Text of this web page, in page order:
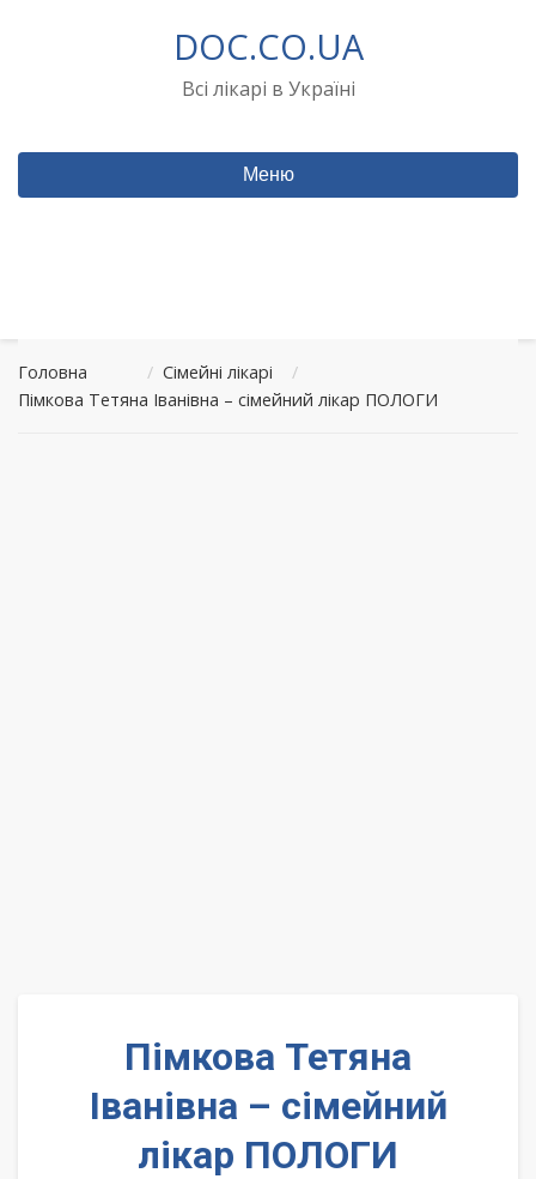
DOC.CO.UA
Всі лікарі в Україні
Меню
Головна / Сімейні лікарі
/
Пімкова Тетяна Іванівна – сімейний лікар ПОЛОГИ
Пімкова Тетяна
Іванівна – сімейний
лікар ПОЛОГИ